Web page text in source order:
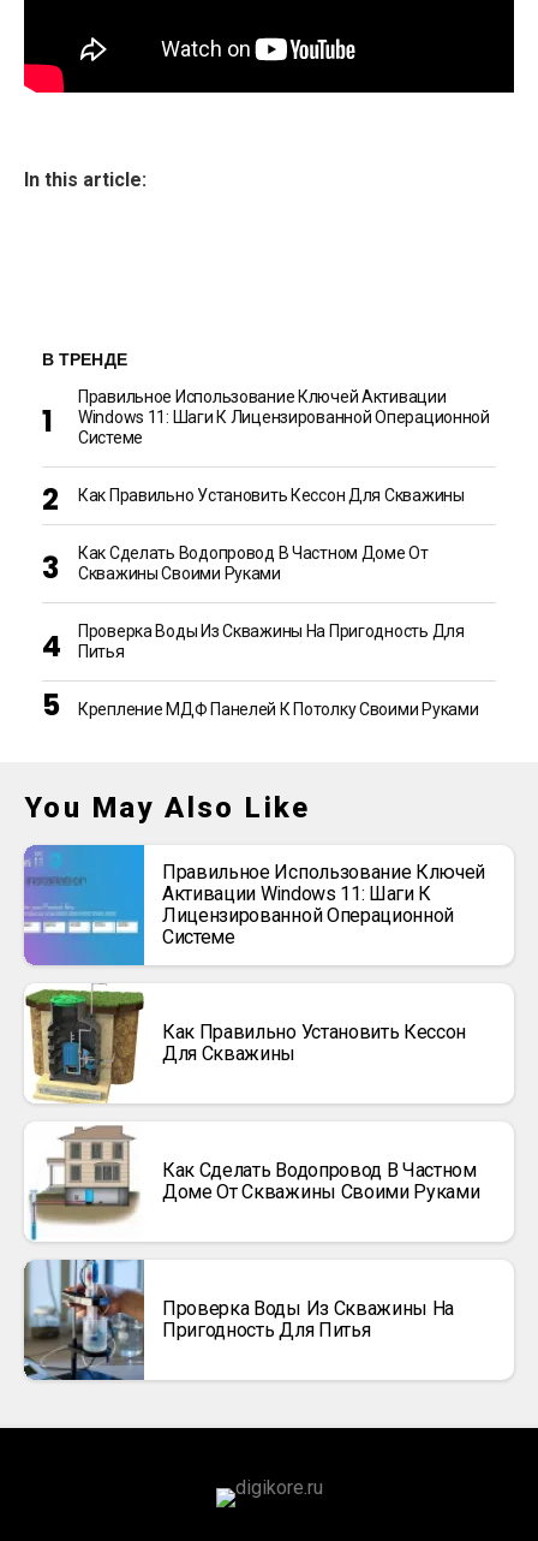
In this article:
В ТРЕНДЕ
Правильное Использование Ключей Активации
Windows 11: Шаги К Лицензированной Операционной
Системе
Как Правильно Установить Кессон Для Скважины
Как Сделать Водопровод В Частном Доме От
Скважины Своими Руками
Проверка Воды Из Скважины На Пригодность Для
Питья
Крепление МДФ Панелей К Потолку Своими Руками
You May Also Like
Правильное Использование Ключей
Активации Windows 11: Шаги К
Лицензированной Операционной
Системе
Как Правильно Установить Кессон
Для Скважины
Как Сделать Водопровод В Частном
Доме От Скважины Своими Руками
Проверка Воды Из Скважины На
Пригодность Для Питья